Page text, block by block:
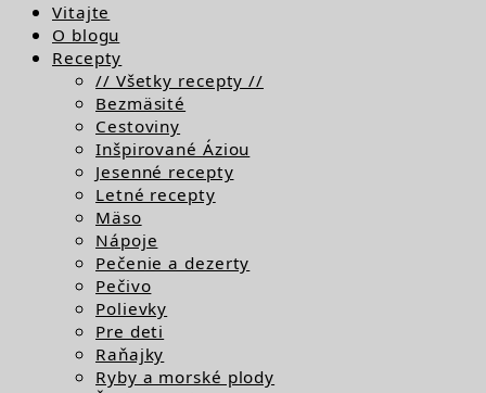
Vitajte
O blogu
Recepty
// Všetky recepty //
Bezmäsité
Cestoviny
Inšpirované Áziou
Jesenné recepty
Letné recepty
Mäso
Nápoje
Pečenie a dezerty
Pečivo
Polievky
Pre deti
Raňajky
Ryby a morské plody